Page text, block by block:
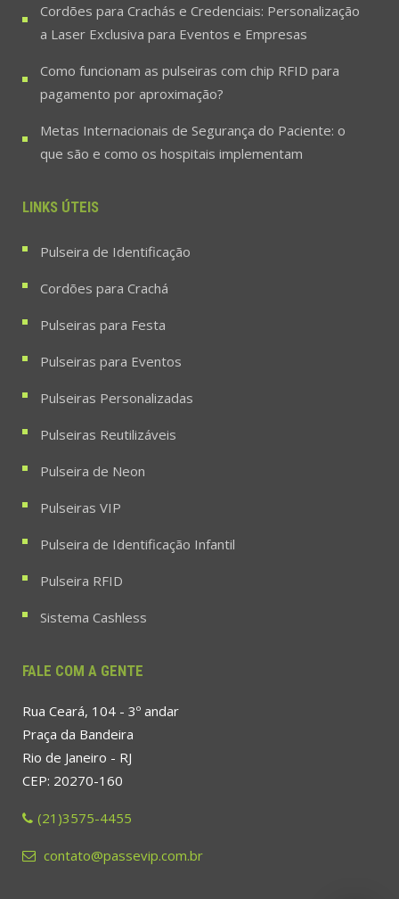
Cordões para Crachás e Credenciais: Personalização
a Laser Exclusiva para Eventos e Empresas
Como funcionam as pulseiras com chip RFID para
pagamento por aproximação?
Metas Internacionais de Segurança do Paciente: o
que são e como os hospitais implementam
LINKS ÚTEIS
Pulseira de Identificação
Cordões para Crachá
Pulseiras para Festa
Pulseiras para Eventos
Pulseiras Personalizadas
Pulseiras Reutilizáveis
Pulseira de Neon
Pulseiras VIP
Pulseira de Identificação Infantil
Pulseira RFID
Sistema Cashless
FALE COM A GENTE
Rua Ceará, 104 - 3º andar
Praça da Bandeira
Rio de Janeiro - RJ
CEP: 20270-160
(21)3575-4455
contato@passevip.com.br